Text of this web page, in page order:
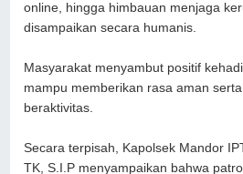
online, hingga himbauan menjaga
disampaikan secara humanis.
Masyarakat menyambut positif
mampu memberikan rasa aman
beraktivitas.
Secara terpisah, Kapolsek Mandor
TK, S.I.P menyampaikan bahwa